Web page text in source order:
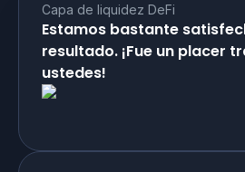
Estamos bastante
resultado. ¡Fue un placer
ustedes!
Capa de liquidez DeFi